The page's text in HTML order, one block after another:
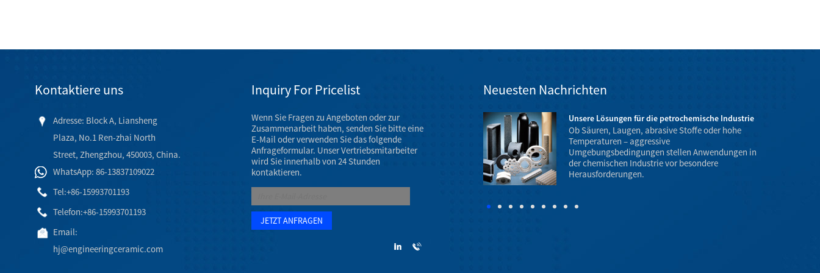
Kontaktiere uns
Adresse: Block A, Liansheng
Plaza, No.1 Ren-zhai North
Street, Zhengzhou, 450003, China.
WhatsApp: 86-13837109022
Tel:+86-15993701193
Telefon:+86-15993701193
Email:
hj@engineeringceramic.com
Inquiry For Pricelist
Wenn Sie Fragen zu Angeboten oder zur
Zusammenarbeit haben, senden Sie bitte eine
E-Mail oder verwenden Sie das folgende
Anfrageformular. Unser Vertriebsmitarbeiter
wird Sie innerhalb von 24 Stunden
kontaktieren.
Neuesten Nachrichten
Ausstellung für Keramikmaschinenteile im März 2023
Die Jahrestagung der AAOS 2023 findet vom 7. bis 11.
März 2023 im Venetian Convention & Expo Center in
Las Vegas statt.
Unsere Lösungen für die petrochemische Industrie
Ob Säuren, Laugen, abrasive Stoffe oder hohe
Temperaturen – aggressive
Umgebungsbedingungen stellen Anwendungen in
der chemischen Industrie vor besondere
Herausforderungen.